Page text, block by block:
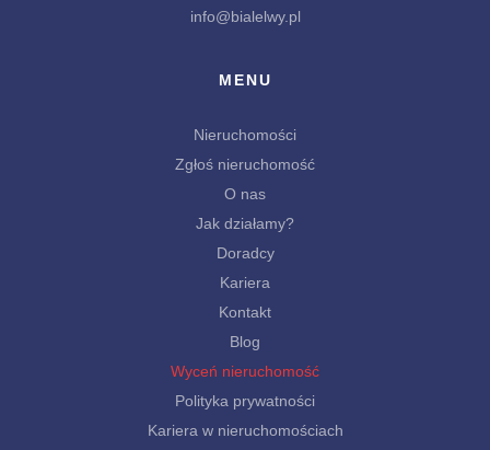
info@bialelwy.pl
MENU
Nieruchomości
Zgłoś nieruchomość
O nas
Jak działamy?
Doradcy
Kariera
Kontakt
Blog
Wyceń nieruchomość
Polityka prywatności
Kariera w nieruchomościach